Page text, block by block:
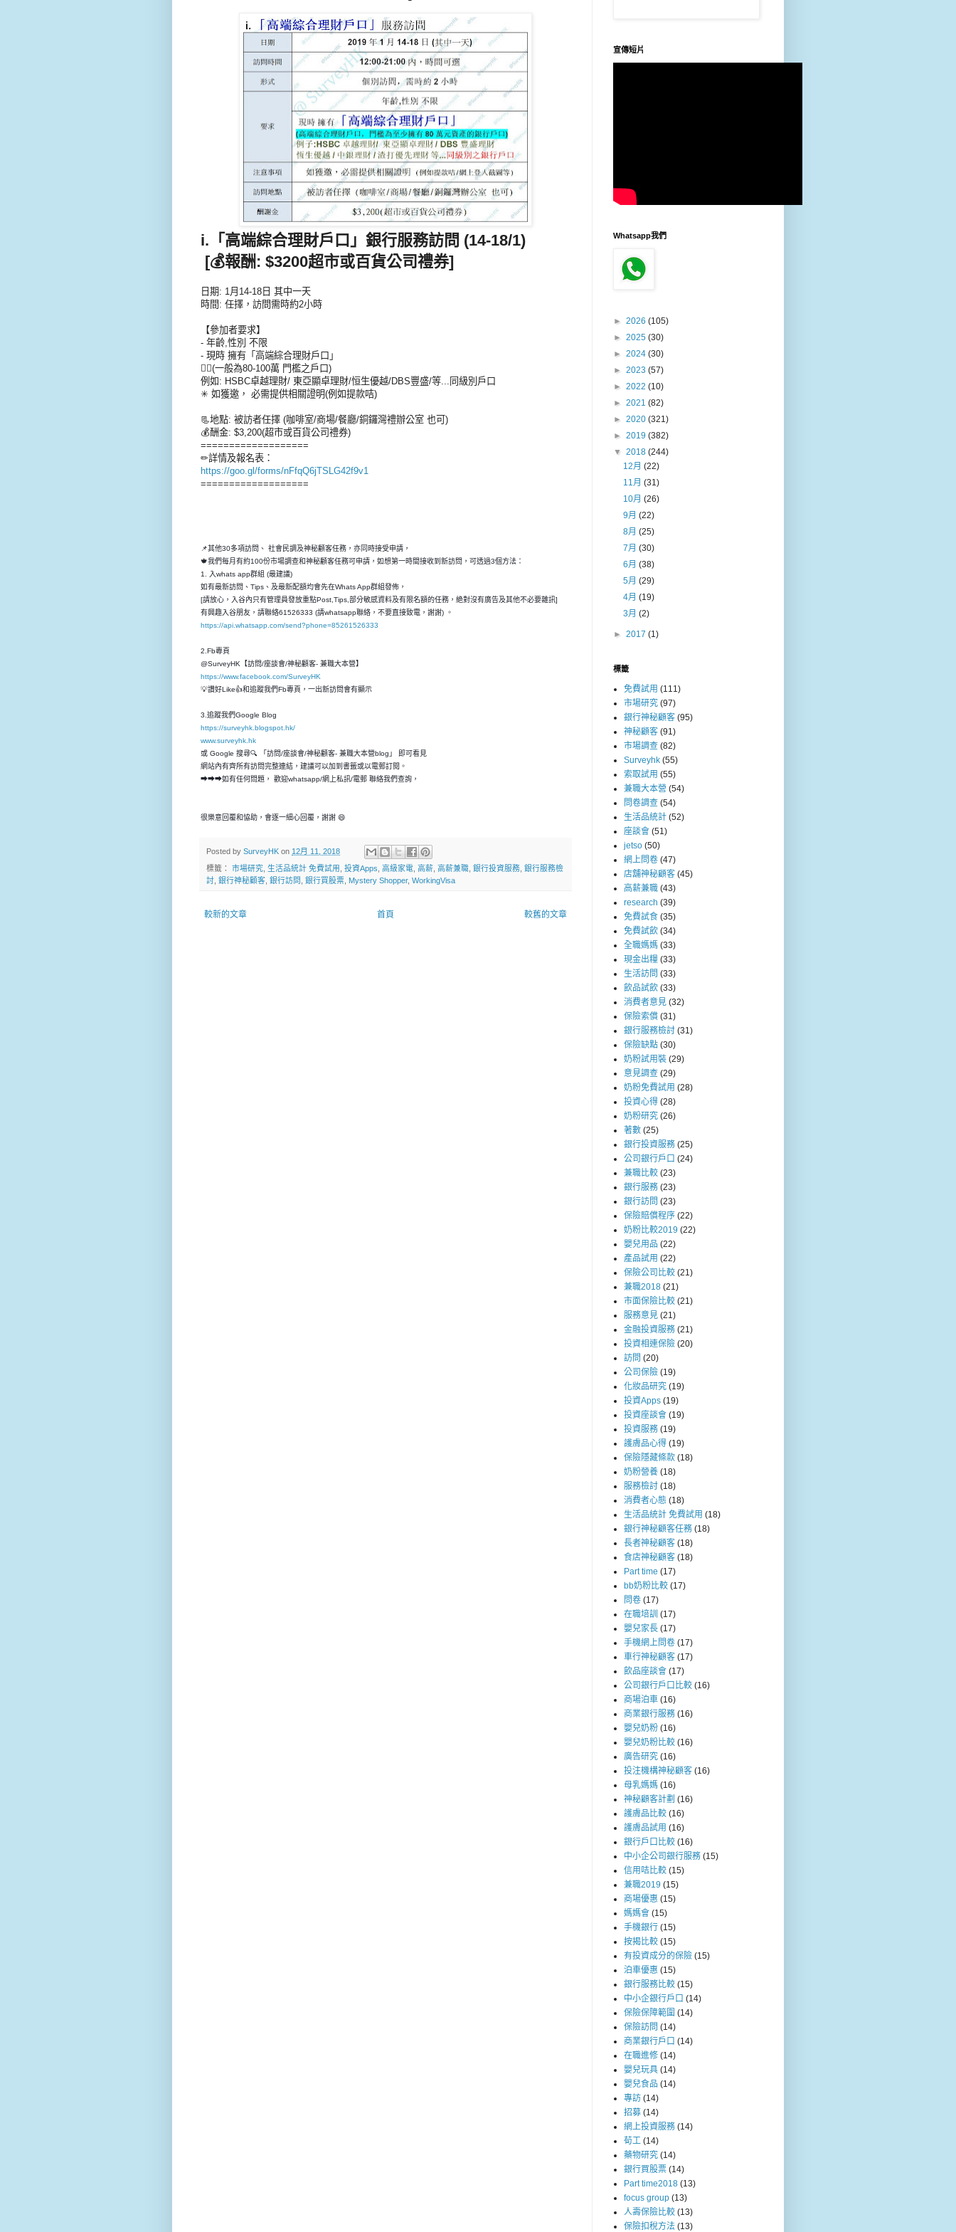
i.「高端綜合理財戶口」銀行服務訪問 (14-18/1)
[💰報酬: $3200超市或百貨公司禮券]
日期: 1月14-18日 其中一天
時間: 任擇，訪問需時約2小時
【參加者要求】
- 年齡,性別 不限
- 現時 擁有「高端綜合理財戶口」
👉🏻(一般為80-100萬 門檻之戶口)
例如: HSBC卓越理財/ 東亞顯卓理財/恒生優越/DBS豐盛/等...同級別戶口
✳ 如獲邀， 必需提供相關證明(例如提款咭)
📃地點: 被訪者任擇 (咖啡室/商場/餐廳/銅鑼灣禮辦公室 也可)
💰酬金: $3,200(超市或百貨公司禮券)
===================
✏詳情及報名表：
https://goo.gl/forms/nFfqQ6jTSLG42f9v1
===================
📌其他30多項訪問、 社會民調及神秘顧客任務，亦同時接受申請，
🍁我們每月有約100份市場調查和神秘顧客任務可申請，如想第一時間接收到新訪問，可透過3個方法：
1. 入whats app群組 (最建議)
如有最新訪問、Tips、及最新配額均會先在Whats App群組發佈，
[請放心，入谷內只有管理員發放重點Post,Tips,部分敏感資料及有限名額的任務，絶對沒有廣告及其他不必要雜訊]
有興趣入谷朋友，請聯絡61526333 (請whatsapp聯絡，不要直接致電，謝謝) 。
https://api.whatsapp.com/send?phone=85261526333
2.Fb專頁
@SurveyHK【訪問/座談會/神秘顧客- 兼職大本營】
https://www.facebook.com/SurveyHK
💡讚好Like👍和追蹤我們Fb專頁，一出新訪問會有顯示
3.追蹤我們Google Blog
https://surveyhk.blogspot.hk/
www.surveyhk.hk
或 Google 搜尋🔍 「訪問/座談會/神秘顧客- 兼職大本營blog」 即可看見
網站內有齊所有訪問完整連結，建議可以加到書籤或以電郵訂閱。
➡➡➡如有任何問題， 歡迎whatsapp/網上私訊/電郵 聯絡我們查詢，
很樂意回覆和恊助，會逐一細心回覆，謝謝 😄
Posted by SurveyHK on 12月 11, 2018
標籤： 市場研究 生活品統計 免費試用 投資Apps 高級家電 高薪 高薪兼職 銀行投資服務 銀行服務檢
討 銀行神秘顧客 銀行訪問 銀行買股票 Mystery Shopper, WorkingVisa
較新的文章 較舊的文章
首頁
宣傳短片
Whatsapp我們
► 2026 (105)
► 2025 (30)
► 2024 (30)
► 2023 (57)
► 2022 (10)
► 2021 (82)
► 2020 (321)
► 2019 (382)
▼ 2018 (244)
12月(22)
11月(31)
10月(26)
9月(22)
8月(25)
7月(30)
6月(38)
5月(29)
4月(19)
3月(2)
► 2017 (1)
標籤
免費試用 (111)
市場研究 (97)
銀行神秘顧客 (95)
神秘顧客 (91)
市場調查 (82)
Surveyhk (55)
索取試用 (55)
兼職大本營 (54)
問卷調查 (54)
生活品統計 (52)
座談會 (51)
jetso (50)
網上問卷 (47)
店舖神秘顧客 (45)
高薪兼職 (43)
research (39)
免費試食 (35)
免費試飲 (34)
全職媽媽 (33)
現金出糧 (33)
生活訪問 (33)
飲品試飲 (33)
消費者意見 (32)
保險索償 (31)
銀行服務檢討 (31)
保險缺點 (30)
奶粉試用裝 (29)
意見調查 (29)
奶粉免費試用 (28)
投資心得 (28)
奶粉研究 (26)
著數 (25)
銀行投資服務 (25)
公司銀行戶口 (24)
兼職比較 (23)
銀行服務 (23)
銀行訪問 (23)
保險賠償程序 (22)
奶粉比較2019 (22)
嬰兒用品 (22)
產品試用 (22)
保險公司比較 (21)
兼職2018 (21)
市面保險比較 (21)
服務意見 (21)
金融投資服務 (21)
投資相連保險 (20)
訪問 (20)
公司保險 (19)
化妝品研究 (19)
投資Apps (19)
投資座談會 (19)
投資服務 (19)
護膚品心得 (19)
保險隱藏條款 (18)
奶粉營養 (18)
服務檢討 (18)
消費者心態 (18)
生活品統計 免費試用 (18)
銀行神秘顧客任務 (18)
長者神秘顧客 (18)
食店神秘顧客 (18)
Part time (17)
bb奶粉比較 (17)
問卷 (17)
在職培訓 (17)
嬰兒家長 (17)
手機網上問卷 (17)
車行神秘顧客 (17)
飲品座談會 (17)
公司銀行戶口比較 (16)
商場泊車 (16)
商業銀行服務 (16)
嬰兒奶粉 (16)
嬰兒奶粉比較 (16)
廣告研究 (16)
投注機構神秘顧客 (16)
母乳媽媽 (16)
神秘顧客計劃 (16)
護膚品比較 (16)
護膚品試用 (16)
銀行戶口比較 (16)
中小企公司銀行服務 (15)
信用咭比較 (15)
兼職2019 (15)
商場優惠 (15)
媽媽會 (15)
手機銀行 (15)
按揭比較 (15)
有投資成分的保險 (15)
泊車優惠 (15)
銀行服務比較 (15)
中小企銀行戶口 (14)
保險保障範圍 (14)
保險訪問 (14)
商業銀行戶口 (14)
在職進修 (14)
嬰兒玩具 (14)
嬰兒食品 (14)
專訪 (14)
招募 (14)
網上投資服務 (14)
荀工 (14)
藥物研究 (14)
銀行買股票 (14)
Part time2018 (13)
focus group (13)
人壽保險比較 (13)
保險扣稅方法 (13)